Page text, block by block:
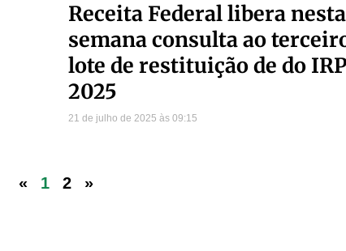
Receita Federal libera nesta
semana consulta ao
lote de restituição de do
2025
21 de julho de 2025 09:15
« 1 2 »